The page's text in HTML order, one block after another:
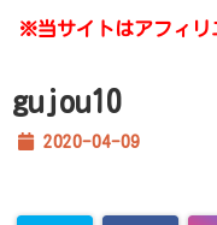
※当サイトはアフィリ
gujou10
2020-04-09